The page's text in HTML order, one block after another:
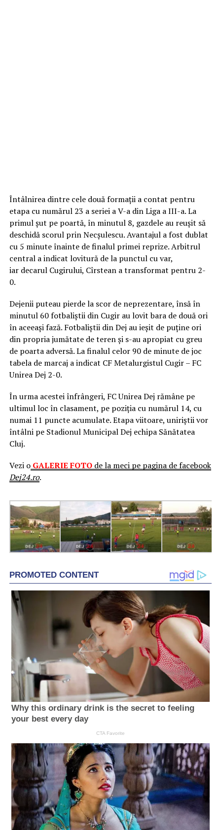
Întâlnirea dintre cele două formații a contat pentru
etapa cu numărul 23 a seriei a V-a din Liga a III-a. La
primul șut pe poartă, în minutul 8, gazdele au reușit să
deschidă scorul prin Necșulescu. Avantajul a fost dublat
cu 5 minute înainte de finalul primei reprize. Arbitrul
central a indicat lovitură de la punctul cu var,
iar decarul Cugirului, Cîrstean a transformat pentru 2-
0.
Dejenii puteau pierde la scor de neprezentare, însă în
minutul 60 fotbaliștii din Cugir au lovit bara de două ori
în aceeași fază. Fotbaliștii din Dej au ieșit de puține ori
din propria jumătate de teren și s-au apropiat cu greu
de poarta adversă. La finalul celor 90 de minute de joc
tabela de marcaj a indicat CF Metalurgistul Cugir – FC
Unirea Dej 2-0.
În urma acestei înfrângeri, FC Unirea Dej rămâne pe
ultimul loc în clasament, pe poziția cu numărul 14, cu
numai 11 puncte acumulate. Etapa viitoare, uniriștii vor
întâlni pe Stadionul Municipal Dej echipa Sănătatea
Cluj.
Vezi oGALERIE FOTOde la meci pe pagina de facebook
Dej24.ro.